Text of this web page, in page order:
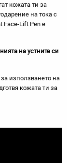
кожата ти за
на тока с
Face-Lift Pen е
на устните си
използването на
кожата ти за